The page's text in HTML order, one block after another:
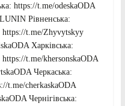
https://t.me/odeskaODA
Рівненська:
t.me/Zhyvytskyy
Харківська:
t.me/khersonskaODA
Черкаська:
t.me/cherkaskaODA
Чернігівська: